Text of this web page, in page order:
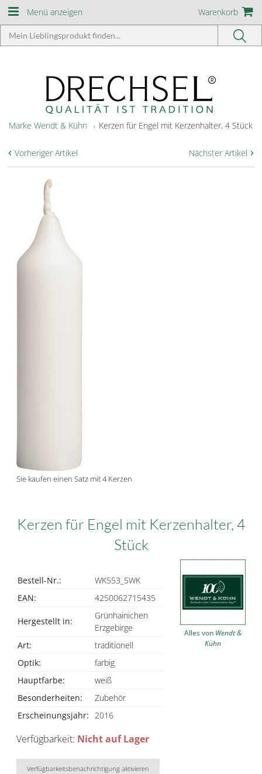
Menü anzeigen Warenkorb
Marke Wendt & Kühn Kerzen für Engel mit Kerzenhalter, 4 Stück
Nächster Artikel ›
‹ Vorheriger Artikel
Sie kaufen einen Satz mit 4 Kerzen
Kerzen für Engel mit Kerzenhalter, 4
Stück
Bestell-Nr.:
WK553_5WK
EAN:
4250062715435
Hergestellt in:
Grünhainichen
Erzgebirge
Art:
traditionell
Optik:
farbig
Hauptfarbe:
weiß
Besonderheiten:
Zubehör
Erscheinungsjahr: 2016
Alles von Wendt &
Kühn
Verfügbarkeit: Nicht auf Lager
Verfügbarkeitsbenachrichtigung aktivieren